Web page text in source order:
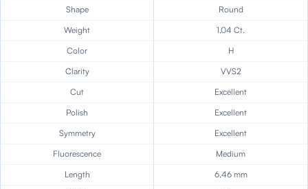
Shape
Round
Weight
1,04 Ct.
Color
H
Clarity
VVS2
Cut
Excellent
Polish
Excellent
Symmetry
Excellent
Fluorescence
Medium
Length
6,46 mm